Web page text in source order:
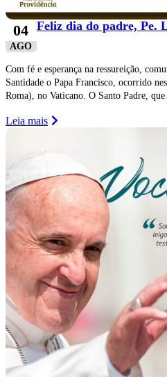
04
AGO
Feliz dia do padre, Pe.
Com fé e esperança na ressureição,
Santidade o Papa Francisco, ocorrido
Roma), no Vaticano. O Santo Padre, que
Leia mais